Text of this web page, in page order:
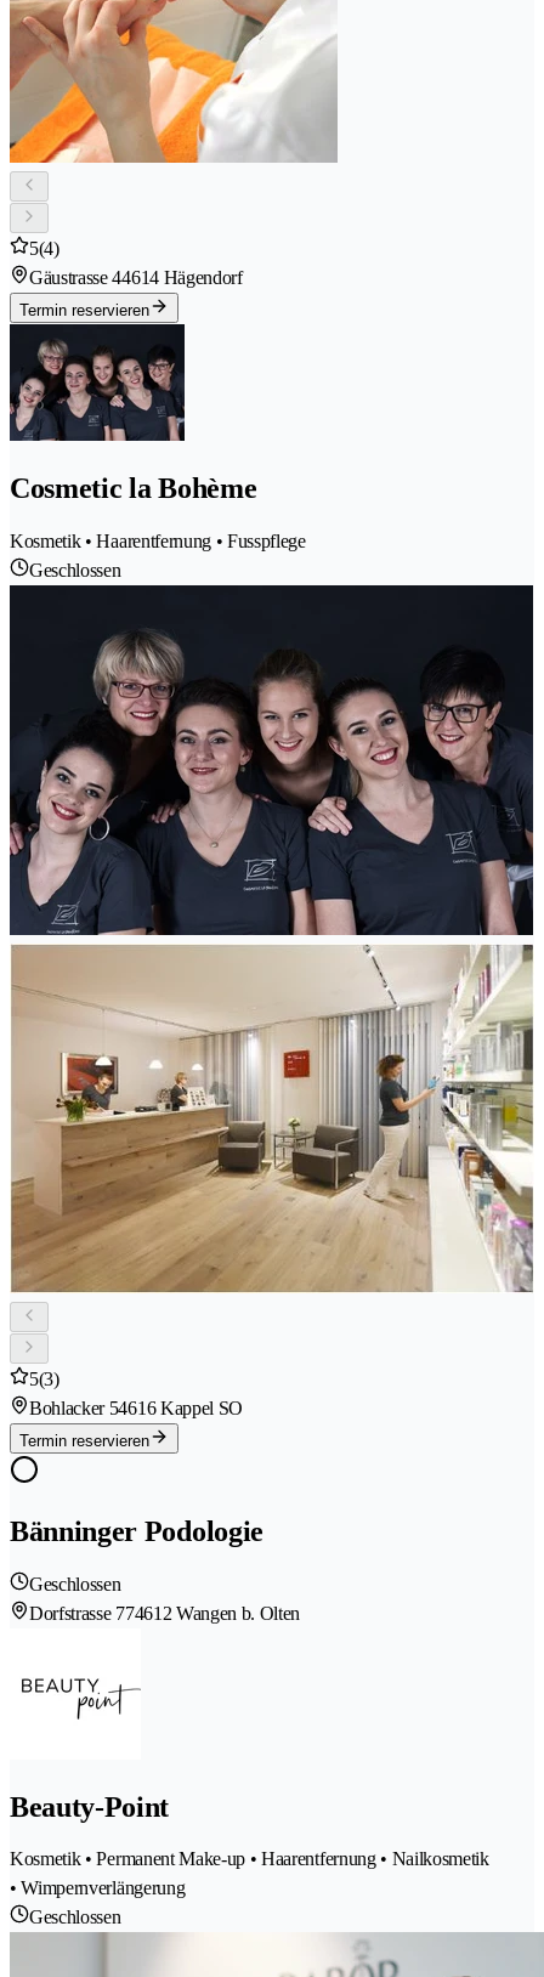
5(4)
Gäustrasse 44614 Hägendorf
Termin reservieren
Cosmetic la Bohème
Kosmetik • Haarentfernung • Fusspflege
Geschlossen
5(3)
Bohlacker 54616 Kappel SO
Termin reservieren
Bänninger Podologie
Geschlossen
Dorfstrasse 774612 Wangen b. Olten
Beauty-Point
Kosmetik • Permanent Make-up • Haarentfernung • Nailkosmetik
• Wimpernverlängerung
Geschlossen